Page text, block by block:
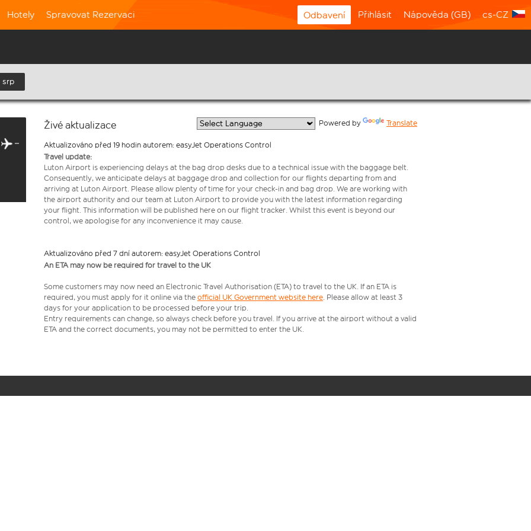
Hotely Spravovat Rezervaci Odbavení Přihlásit Nápověda (GB) cs-CZ
srp
Živé aktualizace Powered by Translate
Aktualizováno před 19 hodin autorem: easyJet Operations Control
Travel update:
Luton Airport is experiencing delays at the bag drop desks due to a technical issue with the baggage belt.
Consequently, we anticipate delays at baggage drop and collection for our flights departing from and
arriving at Luton Airport. Please allow plenty of time for your check-in and bag drop. We are working with
the airport authority and our team at Luton Airport to provide you with the latest information regarding
your flight. This information will be published here on our flight tracker. Whilst this event is beyond our
control, we apologise for any inconvenience it may cause.
Aktualizováno před 7 dní autorem: easyJet Operations Control
An ETA may now be required for travel to the UK
Some customers may now need an Electronic Travel Authorisation (ETA) to travel to the UK. If an ETA is
required, you must apply for it online via the official UK Government website here. Please allow at least 3
days for your application to be processed before your trip.
Entry requirements can change, so always check before you travel. If you arrive at the airport without a valid
ETA and the correct documents, you may not be permitted to enter the UK.